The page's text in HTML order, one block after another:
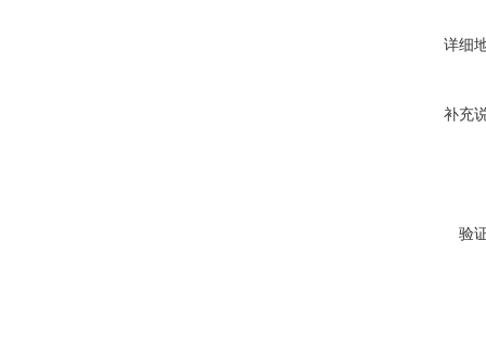
详细
补充
验